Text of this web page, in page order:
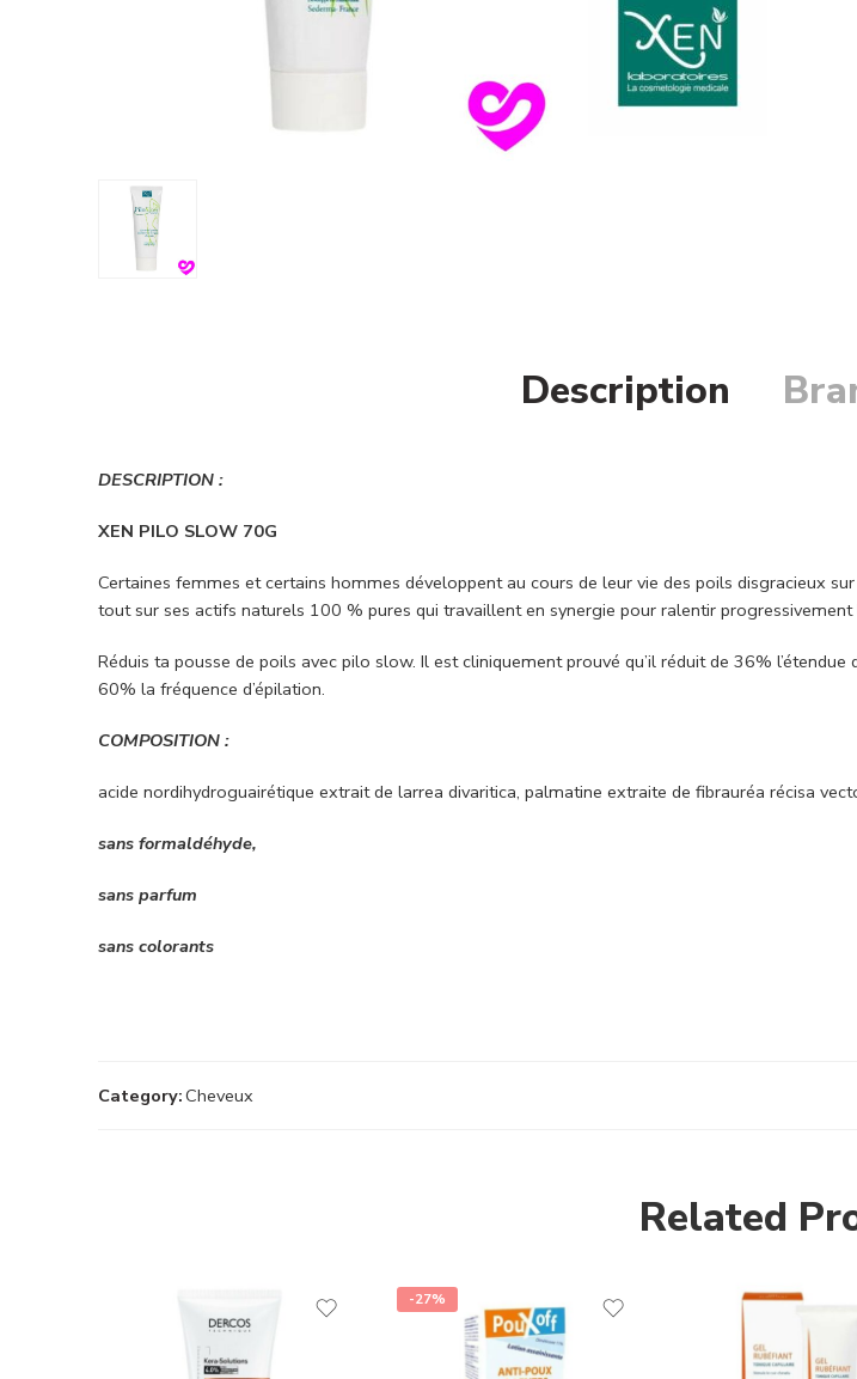
Description
DESCRIPTION :
XEN PILO SLOW 70G
Certaines femmes et certains hommes développent au cours de leur vie des poils disgracieux
tout sur ses actifs naturels 100 % pures qui travaillent en synergie pour ralentir progressivement
Réduis ta pousse de poils avec pilo slow. Il est cliniquement prouvé qu’il réduit de 36%
60% la fréquence d’épilation.
COMPOSITION :
acide nordihydroguairétique extrait de larrea divaritica, palmatine extraite de fibrauréa récisa
sans formaldéhyde,
sans parfum
sans colorants
Category:Cheveux
Related
-27%